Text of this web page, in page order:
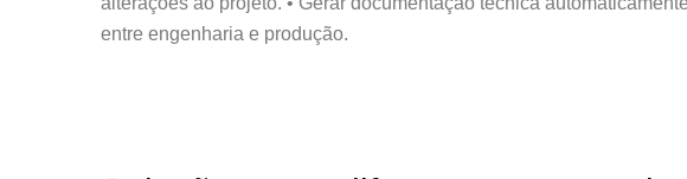
entre engenharia e produção.